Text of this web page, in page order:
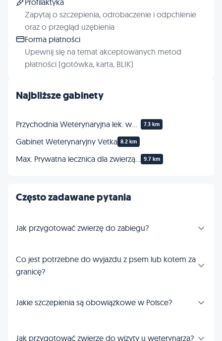
Najbliższe gabinety
7.3 km
Gabinet Weterynaryjny Vetka 8.2 km
9.7 km
Często zadawane pytania
Jak przygotować zwierzę do zabiegu?
Co jest potrzebne do wyjazdu z psem lub kotem za
granicę?
Jakie szczepienia są obowiązkowe w Polsce?
Jak przygotować zwierzę do wizyty u weterynarza?
Zapytaj o szczepienia, odrobaczenie i odpchlenie
oraz o przegląd uzębienia
Forma płatności
Upewnij się na temat akceptowanych metod
płatności (gotówka, karta, BLIK)